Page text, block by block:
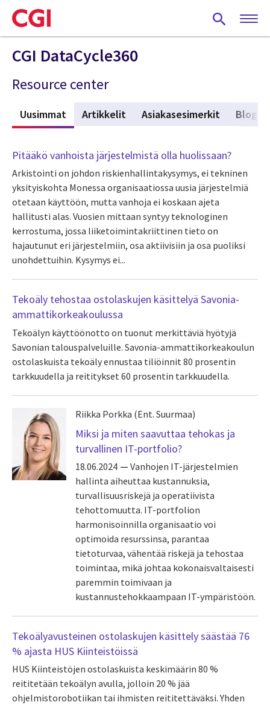
Skip
to
main
content
CGI DataCycle360
Resource center
Uusimmat (active tab)
Artikkelit Asiakasesimerkit Blogit
Pitääkö vanhoista järjestelmistä olla huolissaan?
Arkistointi on johdon riskienhallintakysymys, ei tekninen
yksityiskohta Monessa organisaatiossa uusia järjestelmiä
otetaan käyttöön, mutta vanhoja ei koskaan ajeta
hallitusti alas. Vuosien mittaan syntyy teknologinen
kerrostuma, jossa liiketoimintakriittinen tieto on
hajautunut eri järjestelmiin, osa aktiivisiin ja osa puoliksi
unohdettuihin. Kysymys ei...
Tekoäly tehostaa ostolaskujen käsittelyä Savonia-
ammattikorkeakoulussa
Tekoälyn käyttöönotto on tuonut merkittäviä hyötyjä
Savonian talouspalveluille. Savonia-ammattikorkeakoulun
ostolaskuista tekoäly ennustaa tiliöinnit 80 prosentin
tarkkuudella ja reititykset 60 prosentin tarkkuudella.
Riikka Porkka (Ent. Suurmaa)
Miksi ja miten saavuttaa tehokas ja
turvallinen IT-portfolio?
18.06.2024
Vanhojen IT-järjestelmien
hallinta aiheuttaa kustannuksia,
turvallisuusriskejä ja operatiivista
tehottomuutta. IT-portfolion
harmonisoinnilla organisaatio voi
optimoida resurssinsa, parantaa
tietoturvaa, vähentää riskejä ja tehostaa
toimintaa, mikä johtaa kokonaisvaltaisesti
paremmin toimivaan ja
kustannustehokkaampaan IT-ympäristöön.
Tekoälyavusteinen ostolaskujen käsittely säästää 76
% ajasta HUS Kiinteistöissä
HUS Kiinteistöjen ostolaskuista keskimäärin 80 %
reititetään tekoälyn avulla, jolloin 20 % jää
ohjelmistorobotiikan tai ihmisten reititettäväksi. Yhden